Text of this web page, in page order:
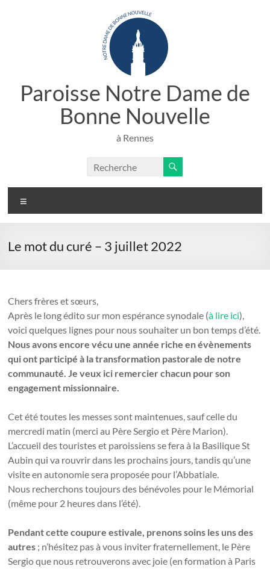
Paroisse Notre Dame de
Bonne Nouvelle
à Rennes
Le mot du curé – 3 juillet 2022
Chers frères et sœurs,
Après le long édito sur mon espérance synodale (à lire ici),
voici quelques lignes pour nous souhaiter un bon temps d’été.
Nous avons encore vécu une année riche en évènements
qui ont participé à la transformation pastorale de notre
communauté. Je veux ici remercier chacun pour son
engagement missionnaire.
Cet été toutes les messes sont maintenues, sauf celle du
mercredi matin (merci au Père Sergio et Père Marion).
L’accueil des touristes et paroissiens se fera à la Basilique St
Aubin qui va rouvrir dans les prochains jours, tandis qu’une
visite en autonomie sera proposée pour l’Abbatiale.
Nous recherchons toujours des bénévoles pour le Mémorial
(même pour 2 heures dans l’été).
Pendant cette coupure estivale, prenons soins les uns des
autres ; n’hésitez pas à vous inviter fraternellement, le Père
Sergio que nous retrouverons avec joie (en formation à Paris